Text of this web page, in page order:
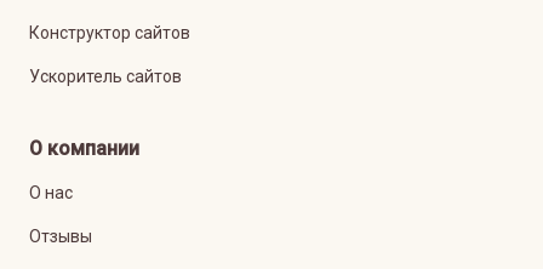
Конструктор сайтов
Ускоритель сайтов
О компании
О нас
Отзывы